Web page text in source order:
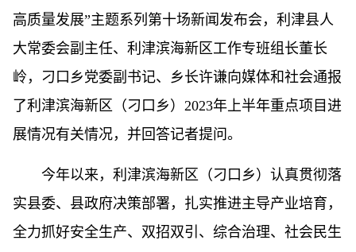
高质量发展”主题系列第十场新闻发布会，利津县人
大常委会副主任、利津滨海新区工作专班组长董长
岭，刁口乡党委副书记、乡长许谦向媒体和社会通报
了利津滨海新区（刁口乡）2023年上半年重点项目进
展情况有关情况，并回答记者提问。
今年以来，利津滨海新区（刁口乡）认真贯彻落
实县委、县政府决策部署，扎实推进主导产业培育，
全力抓好安全生产、双招双引、综合治理、社会民生